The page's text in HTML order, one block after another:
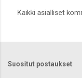
ä
o
Kaikki asialliset
Suositut postaukset